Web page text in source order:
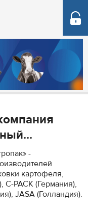
-
картофеля,
PACK (Германия),
JASA (Голландия).